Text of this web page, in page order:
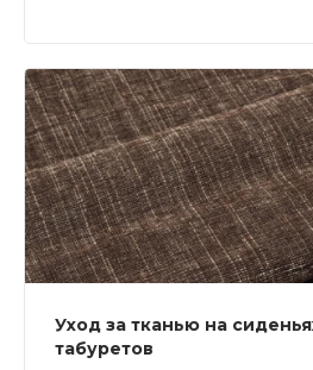
Уход за тканью на
табуретов